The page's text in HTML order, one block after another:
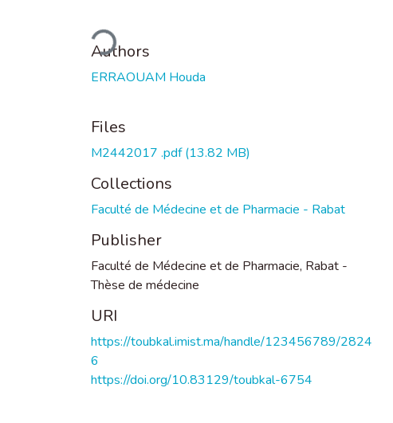
Loading...
Authors
ERRAOUAM Houda
Files
M2442017 .pdf(13.82 MB)
Collections
Faculté de Médecine et de Pharmacie - Rabat
Publisher
Faculté de Médecine et de Pharmacie, Rabat -
Thèse de médecine
URI
https://toubkal.imist.ma/handle/123456789/2824
6
https://doi.org/10.83129/toubkal-6754